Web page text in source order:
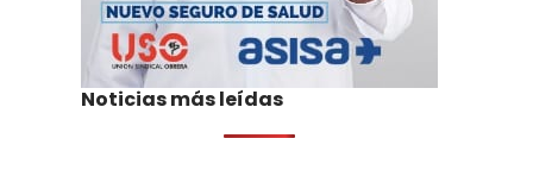
Noticias más leídas